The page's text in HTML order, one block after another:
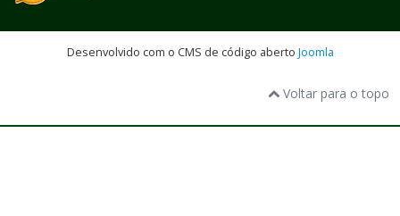
Desenvolvido com o CMS de código aberto Joomla
Voltar para o topo